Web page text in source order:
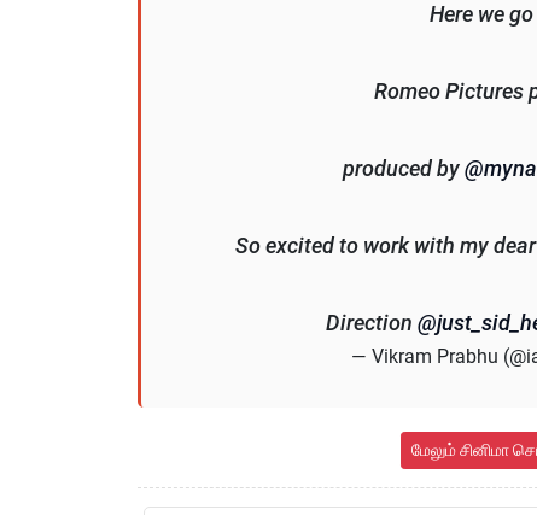
Here we
Romeo Pictures
produced by
So excited to work with my
Direction
— Vikram Prabhu
மேலும் சினிமா